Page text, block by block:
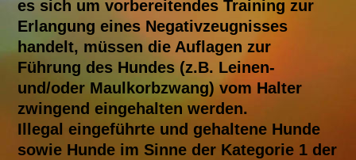
es sich um vorbereitendes Training zur
Erlangung eines Negativzeugnisses
handelt, müssen die Auflagen zur
Führung des Hundes (z.B. Leinen-
und/oder Maulkorbzwang) vom Halter
zwingend eingehalten werden.
Illegal eingeführte und gehaltene Hunde
sowie Hunde im Sinne der Kategorie 1 der